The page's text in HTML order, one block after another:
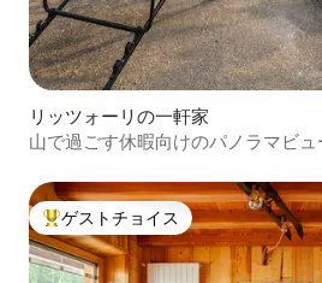
リッツォーリの一軒家
山で過ごす休暇向けのパノラマビュ
大好評のゲストチョイスです。
ゲストチョイス